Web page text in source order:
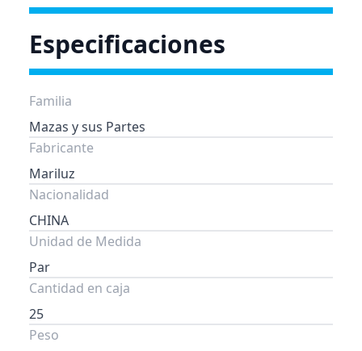
Especificaciones
Familia
Mazas y sus Partes
Fabricante
Mariluz
Nacionalidad
CHINA
Unidad de Medida
Par
Cantidad en caja
25
Peso